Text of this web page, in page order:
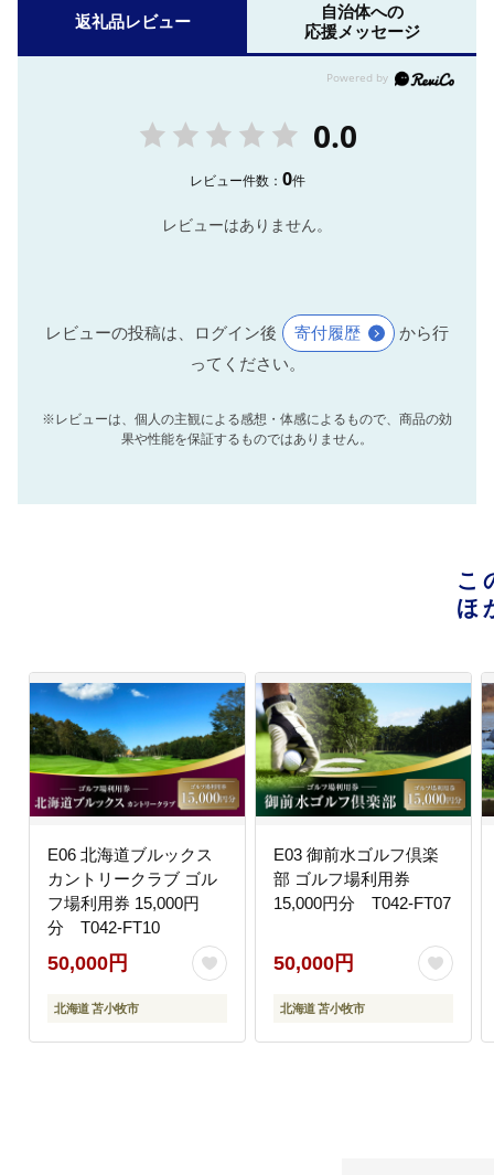
返礼品レビュー
自治体への
応援メッセージ
0.0
レビュー件数： 0件
レビューはありません。
レビューの投稿は、ログイン後 寄付履歴
から行
ってください。
※レビューは、個人の主観による感想・体感によるもので、商品の効
果や性能を保証するものではありません。
こ
ほ
E06 北海道ブルックス
カントリークラブ ゴル
フ場利用券 15,000円
分 T042-FT10
50,000円
北海道 苫小牧市
E03 御前水ゴルフ倶楽
部 ゴルフ場利用券
15,000円分 T042-FT07
50,000円
北海道 苫小牧市